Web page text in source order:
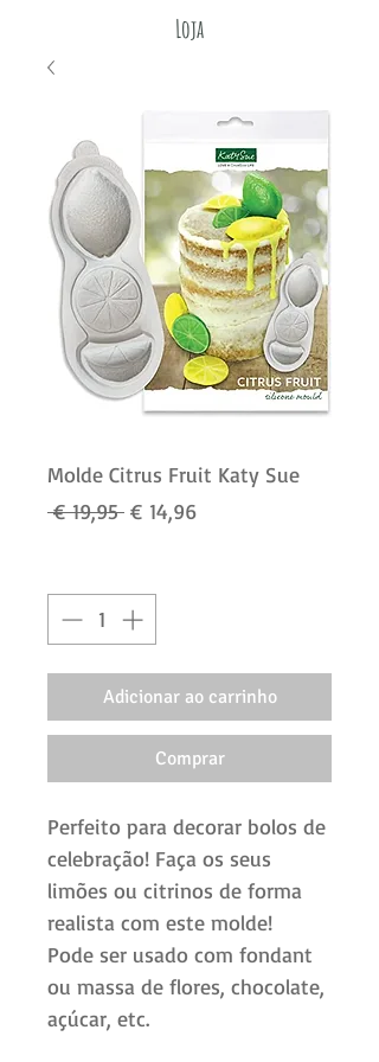
Loja
Molde Citrus Fruit Katy Sue
€ 19,95 Preço
€ 14,96Preço
Adicionar ao carrinho
Comprar
Perfeito para decorar bolos de
celebração! Faça os seus
limões ou citrinos de forma
realista com este molde!
Pode ser usado com fondant
ou massa de flores, chocolate,
açúcar, etc.